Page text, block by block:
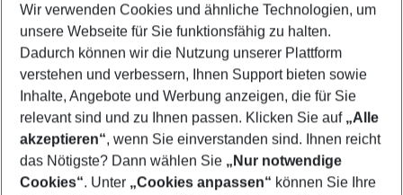
Select your date range
09/08/26–07/08/27 5-8 nights
Who will travel
2 adults No children
Show more filter
Wir verwenden Cookies und ähnliche Technologien, um
unsere Webseite für Sie funktionsfähig zu halten.
Dadurch können wir die Nutzung unserer Plattform
verstehen und verbessern, Ihnen Support bieten sowie
Inhalte, Angebote und Werbung anzeigen, die für Sie
relevant sind und zu Ihnen passen. Klicken Sie auf „Alle
akzeptieren“, wenn Sie einverstanden sind. Ihnen reicht
das Nötigste? Dann wählen Sie „Nur notwendige
Cookies“. Unter „Cookies anpassen“ können Sie Ihre